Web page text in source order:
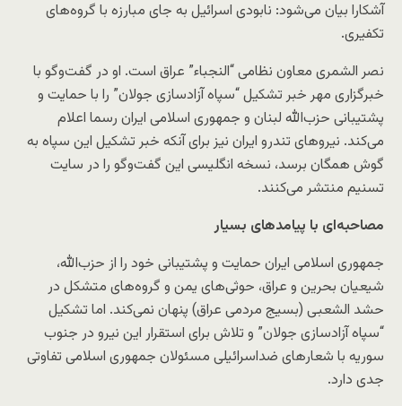
آشکارا بیان می‌شود: نابودی اسرائیل به جای مبارزه با گروه‌های
تکفیری.
نصر الشمری معاون نظامی “النجباء” عراق است. او در گفت‌وگو با
خبرگزاری مهر خبر تشکیل “سپاه آزادسازی جولان” را با حمایت و
پشتیبانی حزب‌الله لبنان و جمهوری اسلامی ایران رسما اعلام
می‌کند. نیروهای تندرو ایران نیز برای آنکه خبر تشکیل این سپاه به
گوش همگان برسد، نسخه انگلیسی این گفت‌وگو را در سایت
تسنیم منتشر می‌کنند.
مصاحبه‌ای با پیامدهای بسیار
جمهوری اسلامی ایران حمایت و پشتیبانی خود را از حزب‌الله،
شیعیان بحرین و عراق، حوثی‌های یمن و گروه‌های متشکل در
حشد الشعبی (بسیج مردمی عراق) پنهان نمی‌کند. اما تشکیل
“سپاه آزادسازی جولان” و تلاش برای استقرار این نیرو در جنوب
سوریه با شعارهای ضداسرائیلی مسئولان جمهوری اسلامی تفاوتی
جدی دارد.